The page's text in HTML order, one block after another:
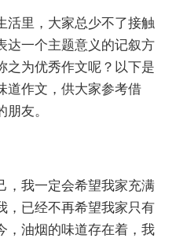
活里，大家总少不了接触
达一个主题意义的记叙方
之为优秀作文呢？以下是
道作文，供大家参考借
友。
，我一定会希望我家充满
，已经不再希望我家只有
，油烟的味道存在着，我